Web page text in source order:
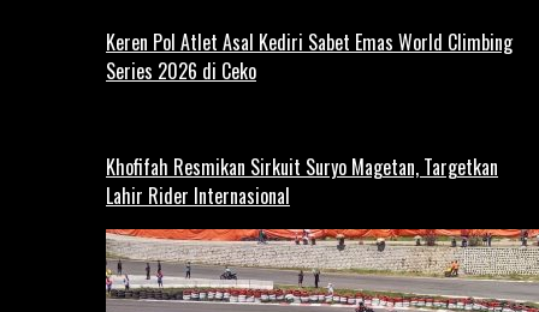
Keren Pol Atlet Asal Kediri Sabet Emas World Climbing
Series 2026 di Ceko
Khofifah Resmikan Sirkuit Suryo Magetan, Targetkan
Lahir Rider Internasional